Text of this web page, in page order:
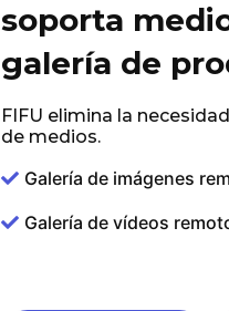
soporta
galería de
FIFU elimina la
de medios.
Galería de imágenes
Galería de vídeos